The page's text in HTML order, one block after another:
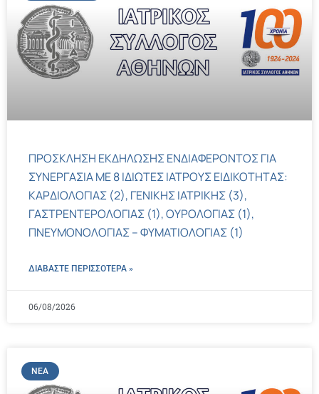
ΠΡΟΣΚΛΗΣΗ ΕΚΔΗΛΩΣΗΣ ΕΝΔΙΑΦΕΡΟΝΤΟΣ ΓΙΑ
ΣΥΝΕΡΓΑΣΙΑ ΜΕ 8 ΙΔΙΩΤΕΣ ΙΑΤΡΟΥΣ ΕΙΔΙΚΟΤΗΤΑΣ:
ΚΑΡΔΙΟΛΟΓΙΑΣ (2), ΓΕΝΙΚΗΣ ΙΑΤΡΙΚΗΣ (3),
ΓΑΣΤΡΕΝΤΕΡΟΛΟΓΙΑΣ (1), ΟΥΡΟΛΟΓΙΑΣ (1),
ΠΝΕΥΜΟΝΟΛΟΓΙΑΣ – ΦΥΜΑΤΙΟΛΟΓΙΑΣ (1)
ΔΙΑΒΑΣΤΕ ΠΕΡΙΣΣΌΤΕΡΑ »
06/08/2026
ΝΈΑ